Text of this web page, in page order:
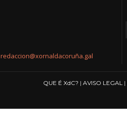
redaccion@xornaldacoruña.gal
QUE É XdC? | AVISO LEGAL |